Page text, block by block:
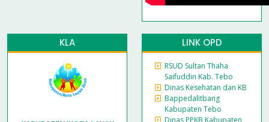
KLA LINK OPD
RSUD Sultan Thaha
Saifuddin Kab. Tebo
Dinas Kesehatan dan KB
Bappedalitbang
Kabupaten Tebo